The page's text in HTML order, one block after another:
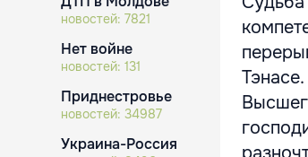
новостей: 7821
Нет войне
новостей: 131
Приднестровье
новостей: 34987
Украина-Россия